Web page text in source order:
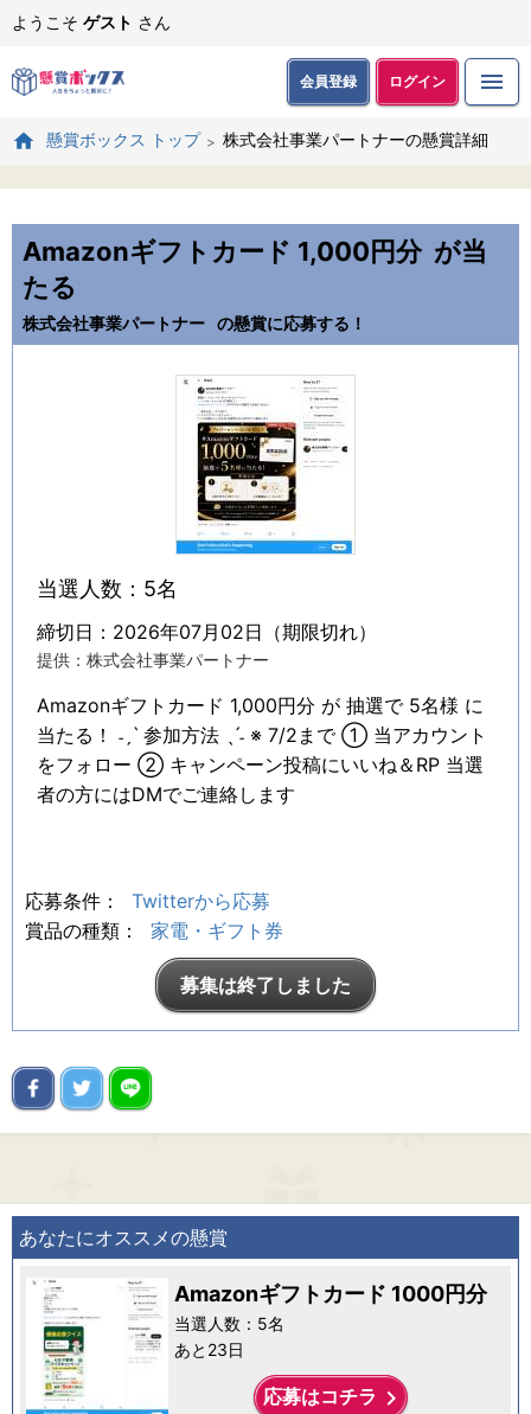
ようこそ ゲスト さん
会員登録 ログイン
懸賞ボックス トップ 株式会社事業パートナーの懸賞詳細
Amazonギフトカード 1,000円分 が当
たる
株式会社事業パートナー の懸賞に応募する！
当選人数：5名
締切日：2026年07月02日（期限切れ）
提供：株式会社事業パートナー
Amazonギフトカード 1,000円分 が 抽選で 5名様 に
当たる！ ˗ˏˋ 参加方法 ˎˊ˗ ※ 7/2まで ① 当アカウント
をフォロー ② キャンペーン投稿にいいね＆RP 当選
者の方にはDMでご連絡します
応募条件：
Twitterから応募
賞品の種類：
家電・ギフト券
募集は終了しました
あなたにオススメの懸賞
Amazonギフトカード 1000円分
当選人数：5名
あと23日
応募はコチラ keyboard_arrow_right